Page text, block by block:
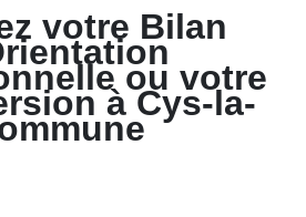
votre Bilan
ou votre
à Cys-la-